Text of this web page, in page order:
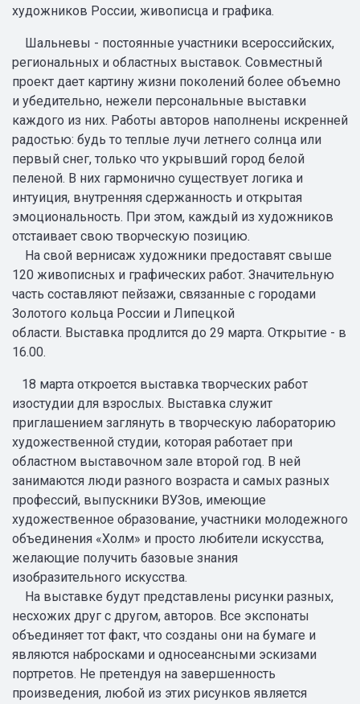
художников России, живописца и графика.
Шальневы - постоянные участники всероссийских,
региональных и областных выставок. Совместный
проект дает картину жизни поколений более объемно
и убедительно, нежели персональные выставки
каждого из них. Работы авторов наполнены искренней
радостью: будь то теплые лучи летнего солнца или
первый снег, только что укрывший город белой
пеленой. В них гармонично существует логика и
интуиция, внутренняя сдержанность и открытая
эмоциональность. При этом, каждый из художников
отстаивает свою творческую позицию.
На свой вернисаж художники предоставят свыше
120 живописных и графических работ. Значительную
часть составляют пейзажи, связанные с городами
Золотого кольца России и Липецкой
области. Выставка продлится до 29 марта. Открытие - в
16.00.
18 марта откроется выставка творческих работ
изостудии для взрослых. Выставка служит
приглашением заглянуть в творческую лабораторию
художественной студии, которая работает при
областном выставочном зале второй год. В ней
занимаются люди разного возраста и самых разных
профессий, выпускники ВУЗов, имеющие
художественное образование, участники молодежного
объединения «Холм» и просто любители искусства,
желающие получить базовые знания
изобразительного искусства.
На выставке будут представлены рисунки разных,
несхожих друг с другом, авторов. Все экспонаты
объединяет тот факт, что созданы они на бумаге и
являются набросками и односеансными эскизами
портретов. Не претендуя на завершенность
произведения, любой из этих рисунков является